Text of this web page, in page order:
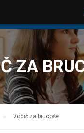
ZA
Vodič za brucoše